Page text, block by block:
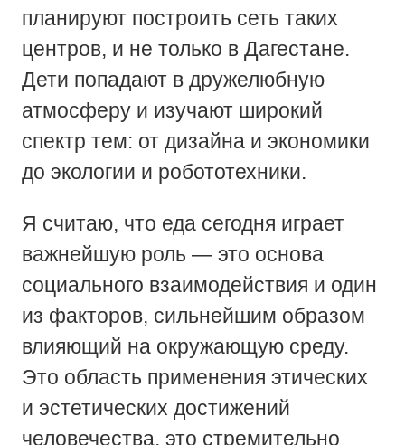
планируют построить сеть таких
центров, и не только в Дагестане.
Дети попадают в дружелюбную
атмосферу и изучают широкий
спектр тем: от дизайна и экономики
до экологии и робототехники.
Я считаю, что еда сегодня играет
важнейшую роль — это основа
социального взаимодействия и один
из факторов, сильнейшим образом
влияющий на окружающую среду.
Это область применения этических
и эстетических достижений
человечества, это стремительно